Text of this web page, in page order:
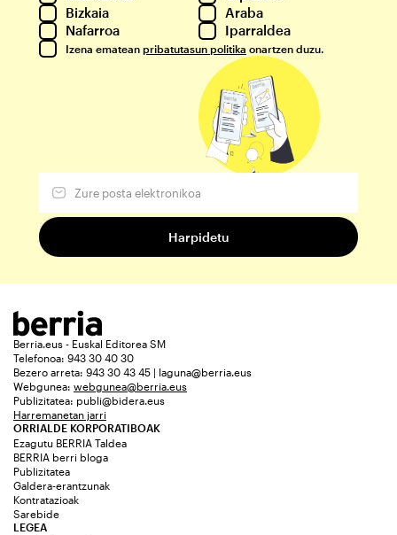
Bizkaia
Araba
Nafarroa
Iparraldea
Izena ematean pribatutasun politika onartzen duzu.
Berria.eus - Euskal Editorea SM
Telefonoa: 943 30 40 30
Bezero arreta: 943 30 43 45 | laguna@berria.eus
Webgunea: webgunea@berria.eus
Publizitatea: publi@bidera.eus
Harremanetan jarri
ORRIALDE KORPORATIBOAK
Ezagutu BERRIA Taldea
BERRIA berri bloga
Publizitatea
Galdera-erantzunak
Kontratazioak
Sarebide
LEGEA